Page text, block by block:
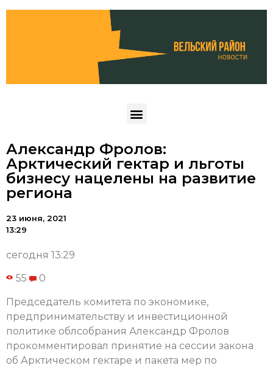
Александр Фролов:
Арктический гектар и льготы
бизнесу нацелены на развитие
региона
23 июня, 2021
13:29
сегодня 13:29
55 0
Председатель комитета по экономике,
предпринимательству и инвестиционной
политике облсобрания Александр Фролов
прокомментировал принятие на сессии закона
об Арктическом гектаре и пакета мер по